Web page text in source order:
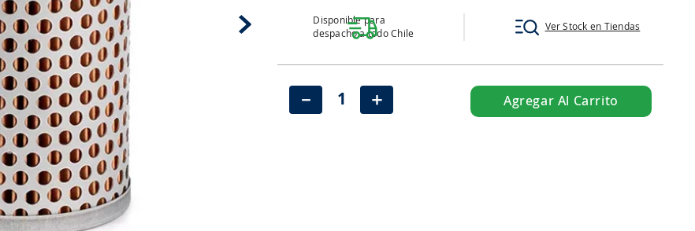
Disponible para
despacho a todo Chile
Ver Stock en Tiendas
＋
－ Agregar Al Carrito